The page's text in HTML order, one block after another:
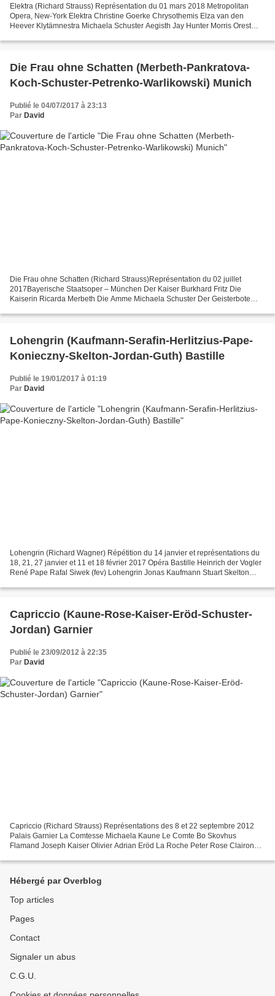
Elektra (Richard Strauss) Représentation du 01 mars 2018 Metropolitan
Opera, New-York Elektra Christine Goerke Chrysothemis Elza van den
Heever Klytämnestra Michaela Schuster Aegisth Jay Hunter Morris Orest
Die Frau ohne Schatten (Merbeth-Pankratova-
Koch-Schuster-Petrenko-Warlikowski) Munich
Publié le 04/07/2017 à 23:13
Par David
Die Frau ohne Schatten (Richard Strauss)Représentation du 02 juillet
2017Bayerische Staatsoper – München Der Kaiser Burkhard Fritz Die
Kaiserin Ricarda Merbeth Die Amme Michaela Schuster Der Geisterbote
Lohengrin (Kaufmann-Serafin-Herlitzius-Pape-
Konieczny-Skelton-Jordan-Guth) Bastille
Publié le 19/01/2017 à 01:19
Par David
Lohengrin (Richard Wagner) Répétition du 14 janvier et représentations du
18, 21, 27 janvier et 11 et 18 février 2017 Opéra Bastille Heinrich der Vogler
René Pape Rafal Siwek (fev) Lohengrin Jonas Kaufmann Stuart Skelton
Capriccio (Kaune-Rose-Kaiser-Eröd-Schuster-
Jordan) Garnier
Publié le 23/09/2012 à 22:35
Par David
Capriccio (Richard Strauss) Représentations des 8 et 22 septembre 2012
Palais Garnier La Comtesse Michaela Kaune Le Comte Bo Skovhus
Flamand Joseph Kaiser Olivier Adrian Eröd La Roche Peter Rose Clairon
Hébergé par Overblog
Top articles
Pages
Contact
Signaler un abus
C.G.U.